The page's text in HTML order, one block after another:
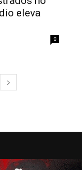
eleva
0